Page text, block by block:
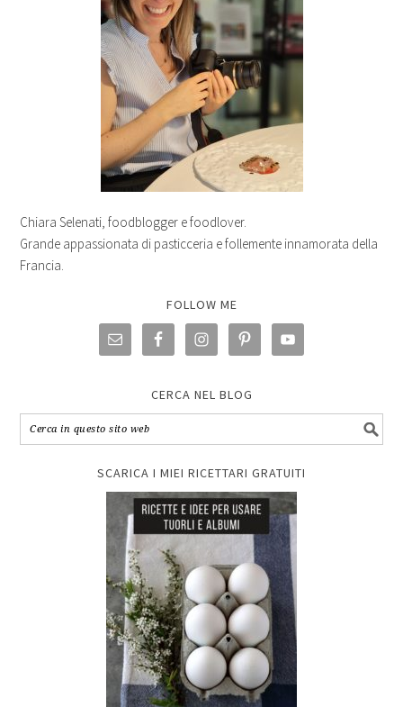
Chiara Selenati, foodblogger e foodlover.
Grande appassionata di pasticceria e follemente innamorata della
Francia.
FOLLOW ME
CERCA NEL BLOG
SCARICA I MIEI RICETTARI GRATUITI